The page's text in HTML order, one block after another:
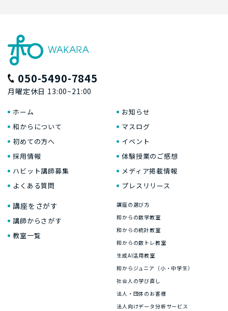
050-5490-7845
月曜定休日 13:00~21:00
ホーム
和からについて
初めての方へ
採用情報
ハビット講師募集
よくある質問
お知らせ
マスログ
イベント
体験授業のご感想
メディア掲載情報
プレスリリース
講座をさがす
講師からさがす
教室一覧
講座の選び方
和からの数学教室
和からの統計教室
和からの数トレ教室
生成AI活用教室
和からジュニア（小・中学生）
社会人の学び直し
法人・団体のお客様
法人向けデータ分析サービス